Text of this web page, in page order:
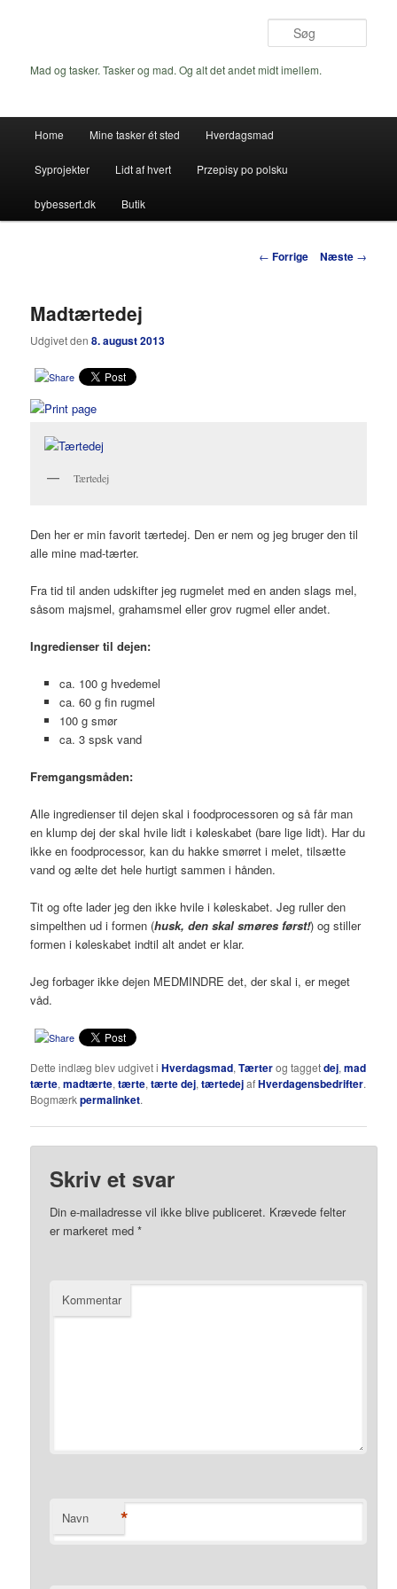
indholdMad og tasker. Tasker og mad. Og alt det andet midt imellem.
Home Mine tasker ét sted Hverdagsmad
Syprojekter Lidt af hvert Przepisy po polsku
bybessert.dk Butik
Indlægsnavigation
← Forrige Næste →
Madtærtedej
Udgivet den8. august 2013
Tærtedej
Den her er min favorit tærtedej. Den er nem og jeg bruger den til
alle mine mad-tærter.
Fra tid til anden udskifter jeg rugmelet med en anden slags mel,
såsom majsmel, grahamsmel eller grov rugmel eller andet.
Ingredienser til dejen:
ca. 100 g hvedemel
ca. 60 g fin rugmel
100 g smør
ca. 3 spsk vand
Fremgangsmåden:
Alle ingredienser til dejen skal i foodprocessoren og så får man
en klump dej der skal hvile lidt i køleskabet (bare lige lidt). Har du
ikke en foodprocessor, kan du hakke smørret i melet, tilsætte
vand og ælte det hele hurtigt sammen i hånden.
Tit og ofte lader jeg den ikke hvile i køleskabet. Jeg ruller den
simpelthen ud i formen (husk, den skal smøres først!) og stiller
formen i køleskabet indtil alt andet er klar.
Jeg forbager ikke dejen MEDMINDRE det, der skal i, er meget
våd.
Dette indlæg blev udgivet iHverdagsmad,Tærterog taggetdej,mad
tærte,madtærte,tærte,tærte dej,tærtedejafHverdagensbedrifter.
Bogmærkpermalinket.
Skriv et svar
Din e-mailadresse vil ikke blive publiceret. Krævede felter
er markeret med*
Kommentar
Navn *